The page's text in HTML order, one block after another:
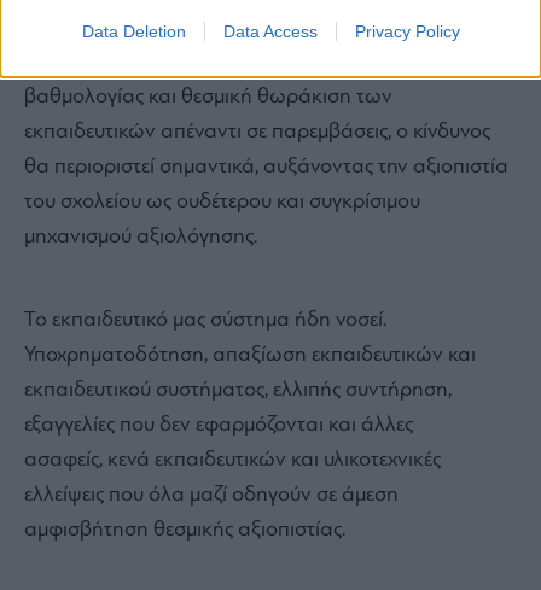
Data Deletion Data Access Privacy Policy
Άρα, η εκ νέου μετατόπιση από ένα πλήρως κεντρικά
ελεγχόμενο σύστημα σε ένα μικτό μοντέλο συνεχούς
αξιολόγησης θα μεταβάλει και τη «γεωγραφία της
ισότητας», και πιθανώς εκεί να βρίσκεται και ο
σοβαρότερος κίνδυνος.
Αν το νέο σύστημα συνοδευτεί από σαφή και
μετρήσιμο εξωτερικό έλεγχο, όπως κοινά θέματα σε
κρίσιμα μαθήματα, διασταυρωτικό έλεγχο
βαθμολογίας και θεσμική θωράκιση των
εκπαιδευτικών απέναντι σε παρεμβάσεις, ο κίνδυνος
θα περιοριστεί σημαντικά, αυξάνοντας την αξιοπιστία
του σχολείου ως ουδέτερου και συγκρίσιμου